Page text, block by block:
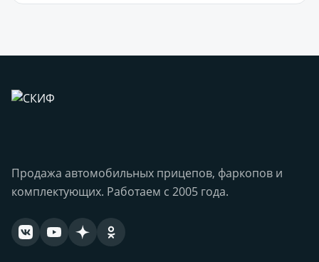
Продажа автомобильных прицепов, фаркопов и
комплектующих. Работаем с 2005 года.